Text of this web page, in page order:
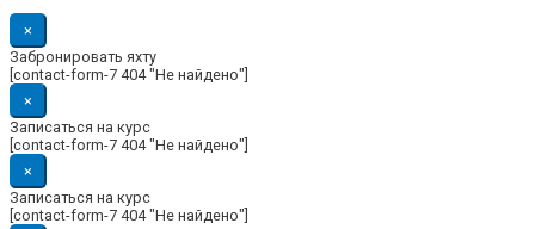
×
Забронировать яхту
[contact-form-7 404 "Не найдено"]
×
Записаться на курс
[contact-form-7 404 "Не найдено"]
×
Записаться на курс
[contact-form-7 404 "Не найдено"]